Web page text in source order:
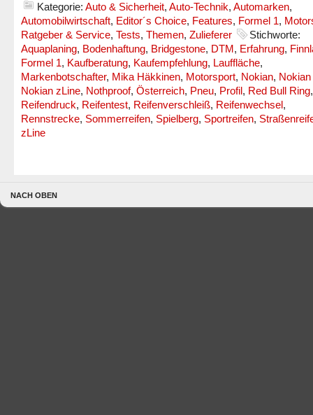
Kategorie: Auto & Sicherheit, Auto-Technik, Automarken,
Automobilwirtschaft, Editor´s Choice, Features, Formel 1,
Ratgeber & Service, Tests, Themen, Zulieferer
Stichworte:
Aquaplaning, Bodenhaftung, Bridgestone, DTM, Erfahrung,
Formel 1, Kaufberatung, Kaufempfehlung, Lauffläche,
Markenbotschafter, Mika Häkkinen, Motorsport, Nokian,
Nokian zLine, Nothproof, Österreich, Pneu, Profil, Red Bull Ring
Reifendruck, Reifentest, Reifenverschleiß, Reifenwechsel,
Rennstrecke, Sommerreifen, Spielberg, Sportreifen,
zLine
NACH OBEN